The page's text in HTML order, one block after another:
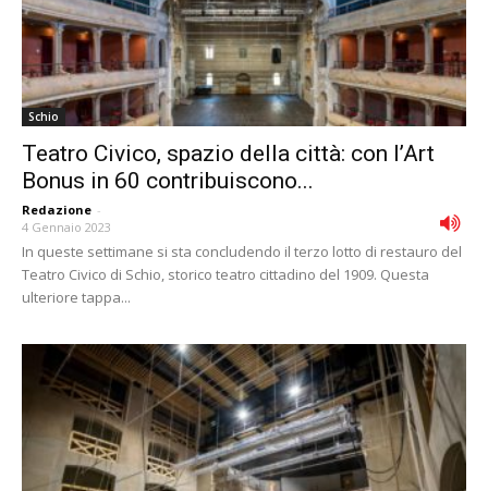
Schio
Teatro Civico, spazio della città: con l’Art
Bonus in 60 contribuiscono...
Redazione -
4 Gennaio 2023
In queste settimane si sta concludendo il terzo lotto di restauro del
Teatro Civico di Schio, storico teatro cittadino del 1909. Questa
ulteriore tappa...